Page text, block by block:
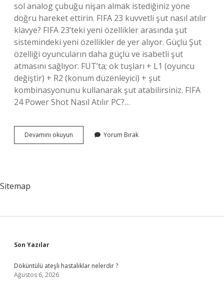
sol analog çubuğu nişan almak istediğiniz yöne
doğru hareket ettirin. FIFA 23 kuvvetli şut nasıl atılır
klavye? FIFA 23’teki yeni özellikler arasında şut
sistemindeki yeni özellikler de yer alıyor. Güçlü Şut
özelliği oyuncuların daha güçlü ve isabetli şut
atmasını sağlıyor. FUT’ta; ok tuşları + L1 (oyuncu
değiştir) + R2 (konum düzenleyici) + şut
kombinasyonunu kullanarak şut atabilirsiniz. FIFA
24 Power Shot Nasıl Atılır PC?…
Devamını okuyun
23
Yorum Bırak
Sitemap
Sidebar
Son Yazılar
Döküntülü ateşli hastalıklar nelerdir ?
Ağustos 6, 2026